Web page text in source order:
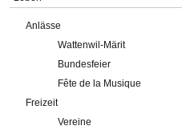
Anlässe
Wattenwil-Märit
Bundesfeier
Fête de la Musique
Freizeit
Vereine